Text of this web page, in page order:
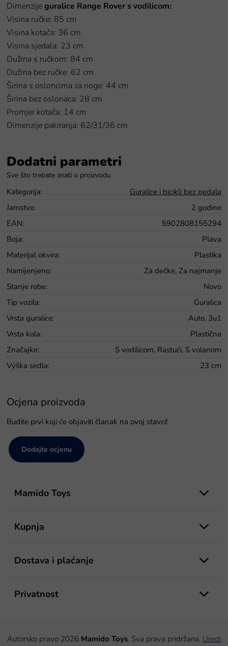
Dimenzijeguralice Range Rover s vodilicom:
Visina ručke: 85 cm
Visina kotača: 36 cm
Visina sjedala: 23 cm
Dužina s ručkom: 84 cm
Dužina bez ručke: 62 cm
Širina s osloncima za noge: 44 cm
Širina bez oslonaca: 28 cm
Promjer kotača: 14 cm
Dimenzije pakiranja: 62/31/36 cm
Dodatni parametri
Kategorija:
Guralice i bicikli bez pedala
Jamstvo:
2 godine
EAN:
5902808155294
Boja:
Plava
Materijal okvira:
Plastika
Namijenjeno:
Za dečke, Za najmanje
Stanje robe:
Novo
Tip vozila:
Guralica
Vrsta guralice:
Auto, 3u1
Vrsta kola:
Plastična
Značajke:
S vodilicom, Rastući, S volanom
Výška sedla: 23 cm
Ocjena proizvoda
Budite prvi koji će objaviti članak na ovoj stavci!
Dodajte ocjenu
Mamido Toys
Kupnja
Dostava i plaćanje
Privatnost
Autorsko pravo 2026 Mamido Toys. Sva prava pridržana. Uredi